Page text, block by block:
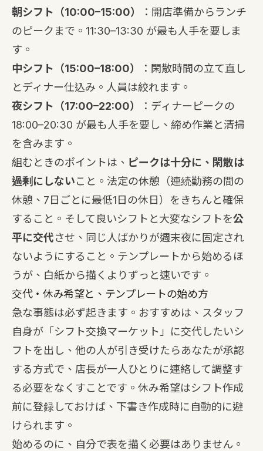
朝シフト（10:00–15:00）
：開店準備からランチ
のピークまで。11:30–13:30 が最も人手を要しま
す。
中シフト（15:00–18:00）
：閑散時間の立て直し
とディナー仕込み。人員は絞れます。
夜シフト（17:00–22:00）
：ディナーピークの
18:00–20:30 が最も人手を要し、締め作業と清掃
を含みます。
組むときのポイントは、 ピークは十分に、閑散は
過剰にしないこと。法定の休憩（連続勤務の間の
休憩、7日ごとに最低1日の休日）をきちんと確保
すること。そして良いシフトと大変なシフトを公
平に交代させ、同じ人ばかりが週末夜に固定され
ないようにすること。テンプレートから始めるほ
うが、白紙から描くよりずっと速いです。
交代・休み希望と、テンプレートの始め方
急な事態は必ず起きます。おすすめは、スタッフ
自身が「シフト交換マーケット」に交代したいシ
フトを出し、他の人が引き受けたらあなたが承認
する方式で、店長が一人ひとりに連絡して調整す
る必要をなくすことです。休み希望はシフト作成
前に登録しておけば、下書き作成時に自動的に避
けられます。
始めるのに、自分で表を描く必要はありません。